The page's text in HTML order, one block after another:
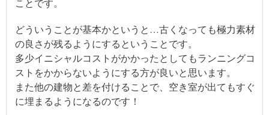
ことです。
どういうことが基本かというと…古くなっても極力素材
の良さが残るようにするということです。
多少イニシャルコストがかかったとしてもランニングコ
ストをかからないようにする方が良いと思います。
また他の建物と差を付けることで、空き室が出てもすぐ
に埋まるようになるのです！